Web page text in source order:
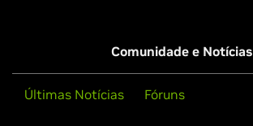
Comunidade e Notícias
Últimas Notícias Fóruns